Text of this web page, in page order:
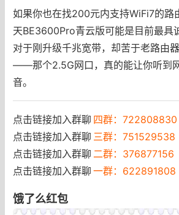
如果你也在找200元内支持WiFi7的路
天BE3600Pro青云版可能是目前最具
对于刚升级千兆宽带，却苦于老路由
——那个2.5G网口，真的能让你听到
音。
点击链接加入群聊 四群：722808830
点击链接加入群聊 三群：751529538
点击链接加入群聊 二群：376877156
点击链接加入群聊 一群：622891808
饿了么红包